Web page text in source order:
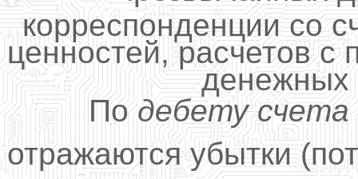
корреспонденции со
ценностей, расчетов с
денежных
Подебету счета
отражаются убытки